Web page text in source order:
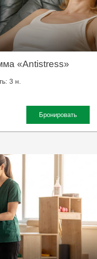
«Antistress»
3 н.
Бронировать